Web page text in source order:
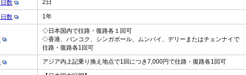
数 2日
数 1年
◇日本国内で往路・復路各１回可
◇香港、バンコク、シンガポール、ムンバイ、デリーまたはチェンナイで
往路・復路各1回可
アジア内上記乗り換え地点で1回につき7,000円で往路・復路各1回可